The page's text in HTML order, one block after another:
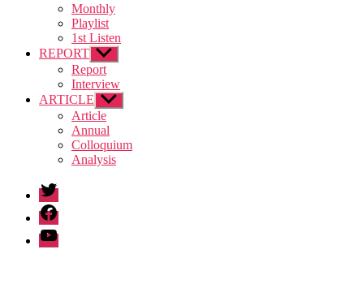
Monthly
Playlist
1st Listen
REPORT Show
sub
menu
Report
Interview
ARTICLE Show
sub
menu
Article
Annual
Colloquium
Analysis
twitter
facebook
Youtube